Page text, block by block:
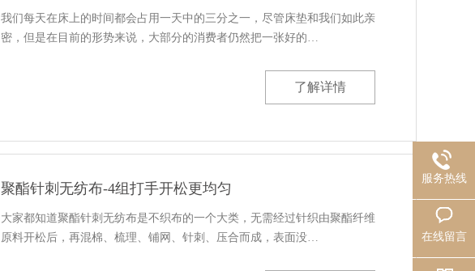
我们每天在床上的时间都会占用一天中的三分之一，尽管床垫和我们如此亲
密，但是在目前的形势来说，大部分的消费者仍然把一张好的…
了解详情
聚酯针刺无纺布-4组打手开松更均匀
大家都知道聚酯针刺无纺布是不织布的一个大类，无需经过针织由聚酯纤维
原料开松后，再混棉、梳理、铺网、针刺、压合而成，表面没…
服务热线
在线留言